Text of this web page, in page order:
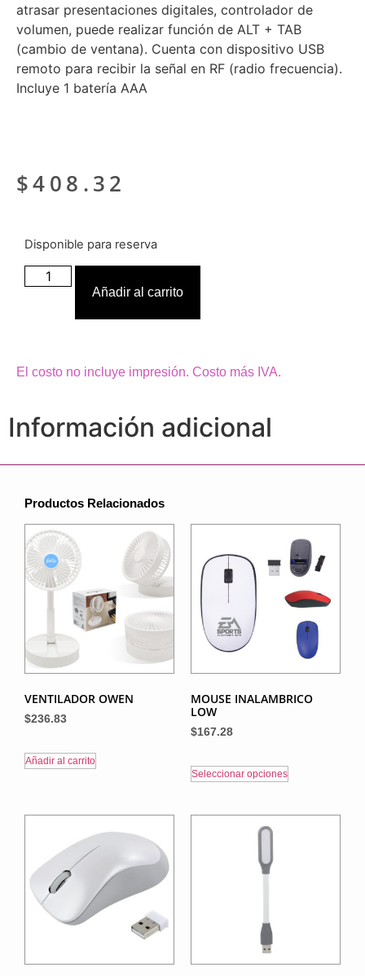
atrasar presentaciones digitales, controlador de
volumen, puede realizar función de ALT + TAB
(cambio de ventana). Cuenta con dispositivo USB
remoto para recibir la señal en RF (radio frecuencia).
Incluye 1 batería AAA
$408.32
Disponible para reserva
Añadir al carrito
El costo no incluye impresión. Costo más IVA.
Información adicional
Productos Relacionados
VENTILADOR OWEN
$236.83
Añadir al carrito
MOUSE INALAMBRICO
LOW
$167.28
Seleccionar opciones